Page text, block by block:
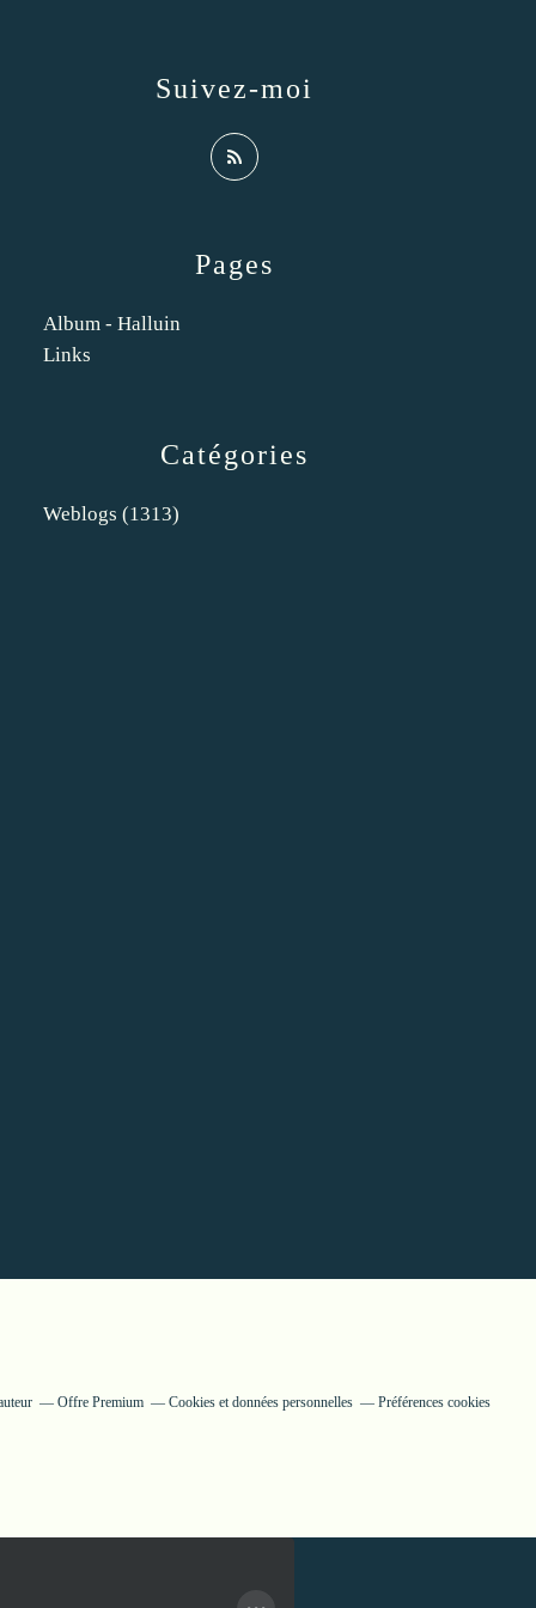
Catégories
Weblogs (1313)
Pages
Album - Halluin
Links
Suivez-moi
Offre Premium Cookies et données personnelles Préférences cookies